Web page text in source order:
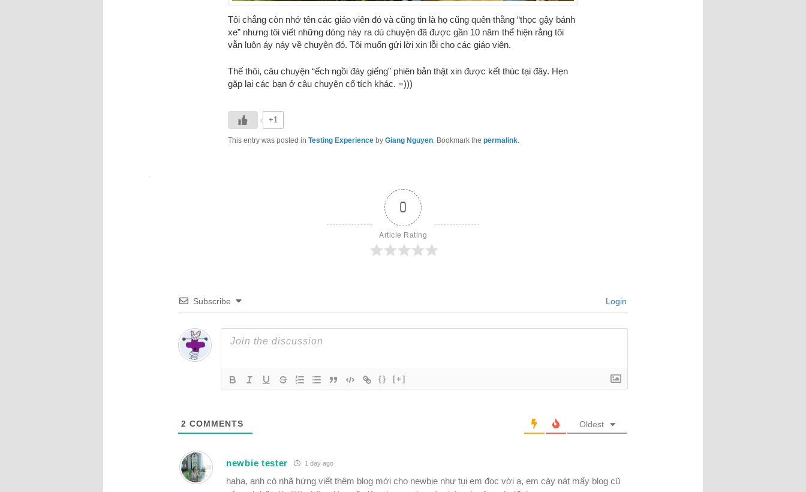
Tôi chẳng còn nhớ tên các giáo viên đó và cũng tin là họ cũng quên thằng “thọc gậy bánh
xe” nhưng tôi viết những dòng này ra dù chuyện đã được gần 10 năm thể hiện rằng tôi
vẫn luôn áy náy về chuyện đó. Tôi muốn gửi lời xin lỗi cho các giáo viên.
Thế thôi, câu chuyện “ếch ngồi đáy giếng” phiên bản thật xin được kết thúc tại đây. Hẹn
gặp lại các bạn ở câu chuyện cổ tích khác. =)))
+1
This entry was posted in Testing Experienceby Giang Nguyen. Bookmark the permalink.
0
Article Rating
Subscribe Login
{} [+]
2 COMMENTS Oldest
newbie tester 1 day ago
haha, anh có nhã hứng viết thêm blog mới cho newbie như tụi em đọc với ạ, em cày nát mấy blog cũ